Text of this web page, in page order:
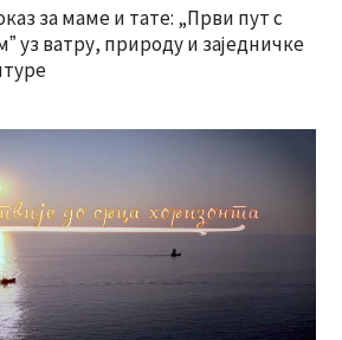
за маме и тате: „Први пут с
уз ватру, природу и заједничке